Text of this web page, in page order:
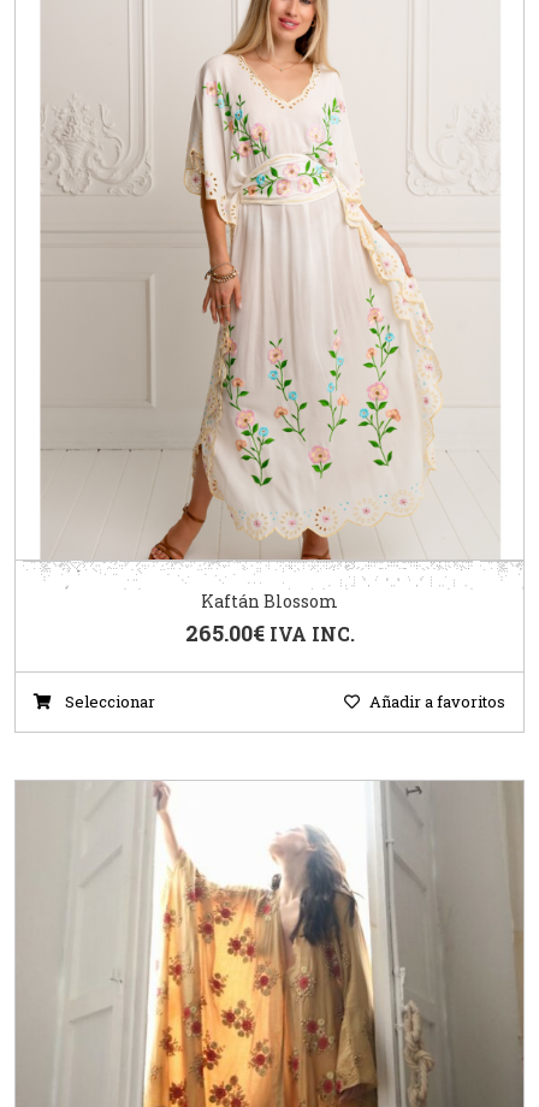
Kaftán Blossom
265.00€ IVA INC.
Seleccionar Añadir a favoritos